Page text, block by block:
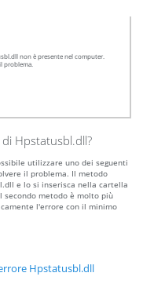
non è presente nel computer.
problema.
Hpstatusbl.dll?
utilizzare uno dei seguenti
il problema. Il metodo
e lo si inserisca nella cartella
metodo è molto più
l'errore con il minimo
Hpstatusbl.dll